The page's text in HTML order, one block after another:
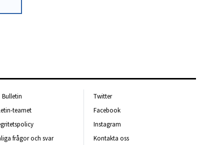
Bulletin
teamet
frågor och svar
Twitter
Facebook
Instagram
Kontakta oss